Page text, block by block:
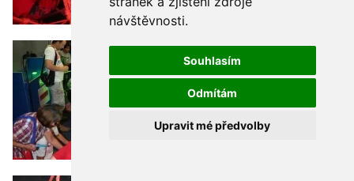
návštěvnosti.
Souhlasím
Odmítám
Upravit mé předvolby